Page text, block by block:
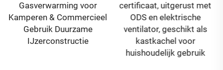
Gasverwarming voor
Kamperen & Commercieel
Gebruik Duurzame
IJzerconstructie
certificaat, uitgerust met
ODS en elektrische
ventilator, geschikt als
kastkachel voor
huishoudelijk gebruik